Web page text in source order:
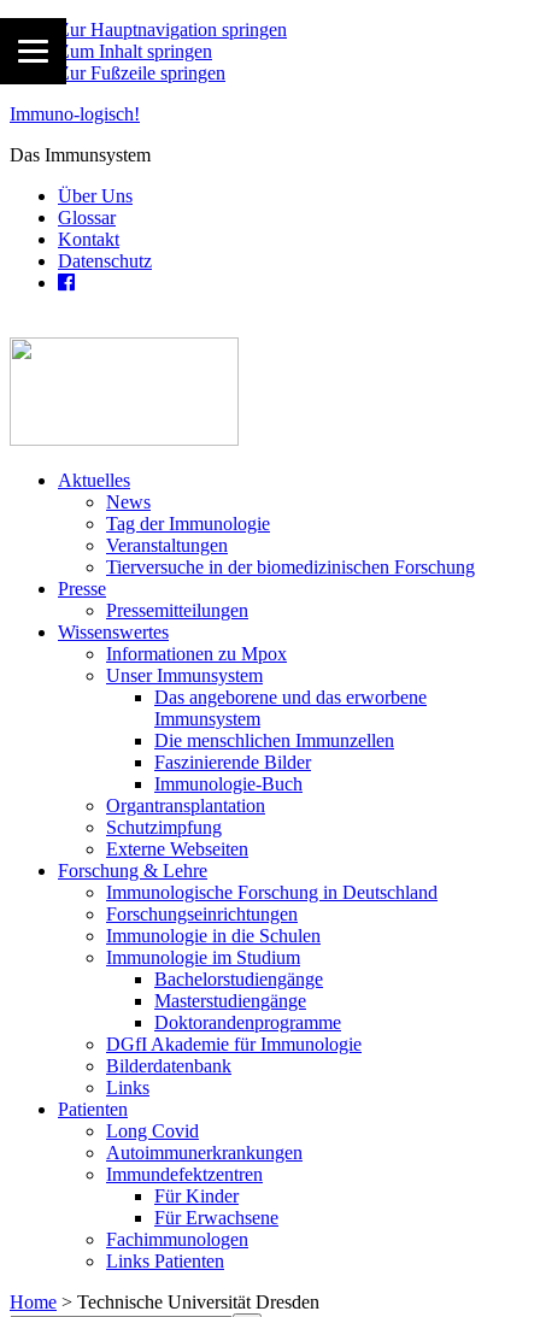
Zur Hauptnavigation springen
Zum Inhalt springen
Zur Fußzeile springen
Immuno-logisch!
Das Immunsystem
Über Uns
Glossar
Kontakt
Datenschutz
Aktuelles
News
Tag der Immunologie
Veranstaltungen
Tierversuche in der biomedizinischen Forschung
Presse
Pressemitteilungen
Wissenswertes
Informationen zu Mpox
Unser Immunsystem
Das angeborene und das erworbene
Immunsystem
Die menschlichen Immunzellen
Faszinierende Bilder
Immunologie-Buch
Organtransplantation
Schutzimpfung
Externe Webseiten
Forschung & Lehre
Immunologische Forschung in Deutschland
Forschungseinrichtungen
Immunologie in die Schulen
Immunologie im Studium
Bachelorstudiengänge
Masterstudiengänge
Doktorandenprogramme
DGfI Akademie für Immunologie
Bilderdatenbank
Links
Patienten
Long Covid
Autoimmunerkrankungen
Immundefektzentren
Für Kinder
Für Erwachsene
Fachimmunologen
Links Patienten
Home > Technische Universität Dresden